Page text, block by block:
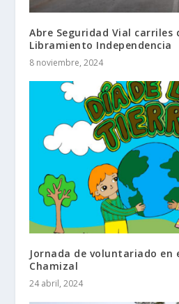
Abre Seguridad Vial carriles
Libramiento Independencia
8 noviembre, 2024
Jornada de voluntariado en
Chamizal
24 abril, 2024